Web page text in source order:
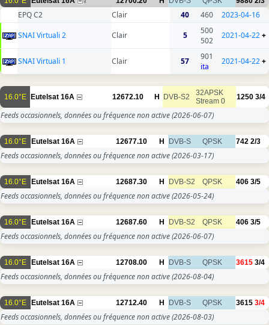
8
EPQ C2 Clair 40 460
2023-04-16
SNAI Virtuali 2
Clair 5
500
502
2021-04-22+
SNAI Virtuali 1 Clair 57
901
ita
2021-04-22+
16.0°E Eutelsat 16A 12672.10 H DVB-S2
32APSK
Stream 0
1250 3/4
Feeds occasionnels, données ou fréquence non active(2026-06-07)
16.0°E Eutelsat 16A 12677.10 H DVB-S QPSK 742 2/3
Feeds occasionnels, données ou fréquence non active(2026-03-17)
16.0°E Eutelsat 16A 12687.30 H DVB-S2 QPSK 406 3/5
Feeds occasionnels, données ou fréquence non active(2026-05-24)
16.0°E Eutelsat 16A 12687.60 H DVB-S2 QPSK 406 3/5
Feeds occasionnels, données ou fréquence non active(2026-06-07)
16.0°E Eutelsat 16A 12708.00 H DVB-S QPSK 3615 3/4
Feeds occasionnels, données ou fréquence non active(2026-08-04)
16.0°E Eutelsat 16A 12712.40 H DVB-S QPSK 3615 3/4
Feeds occasionnels, données ou fréquence non active(2026-08-03)